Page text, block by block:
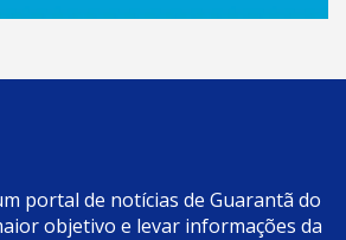
portal de notícias de Guarantã do
objetivo e levar informações da